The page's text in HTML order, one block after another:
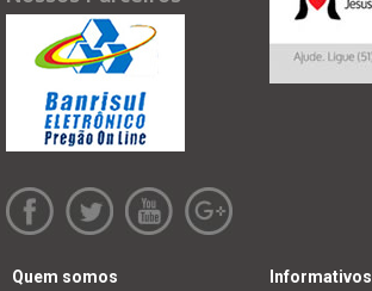
Quem somos Informativos